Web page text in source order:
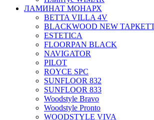
ЛАМИНАТ МОНАРХ
BETTA VILLA 4V
BLACKWOOD NEW
ESTETICA
FLOORPAN BLACK
NAVIGATOR
PILOT
ROYCE SPC
SUNFLOOR 832
SUNFLOOR 833
Woodstyle Bravo
Woodstyle Pronto
WOODSTYLE VIVA